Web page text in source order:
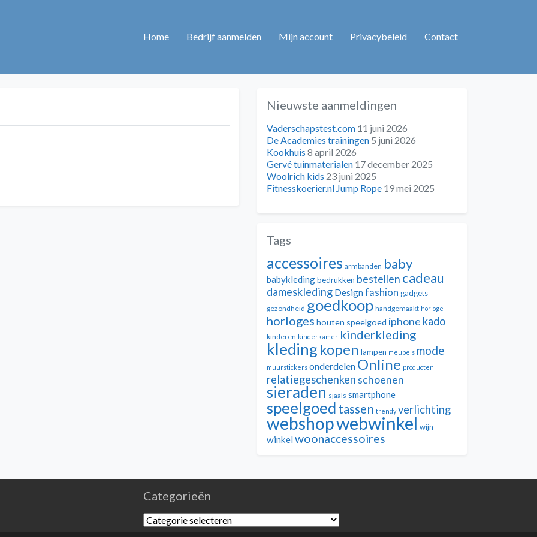
Home Bedrijf aanmelden Mijn account Privacybeleid Contact
Nieuwste aanmeldingen
Vaderschapstest.com 11 juni 2026
De Academies trainingen 5 juni 2026
Kookhuis 8 april 2026
Gervé tuinmaterialen 17 december 2025
Woolrich kids 23 juni 2025
Fitnesskoerier.nl Jump Rope 19 mei 2025
Tags
accessoires armbanden baby
babykledingbedrukken bestellen cadeau
dameskleding Design fashion gadgets
gezondheid goedkoop handgemaakt horloge
horloges houten speelgoed iphone kado
kinderen kinderkamer kinderkleding
kleding kopen lampen meubels mode
muurstickers onderdelen Online producten
relatiegeschenken schoenen
sieraden sjaals smartphone
speelgoed tassen trendy verlichting
webshopwebwinkel wijn
winkelwoonaccessoires
Categorieën
Categorieën